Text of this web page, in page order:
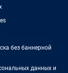
без баннерной
данных и